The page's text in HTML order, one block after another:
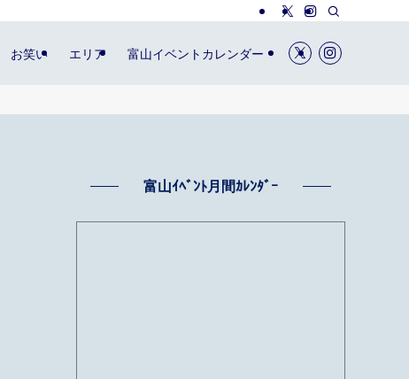
お笑い エリア 富山イベントカレンダー
富山ｲﾍﾞﾝﾄ月間ｶﾚﾝﾀﾞｰ